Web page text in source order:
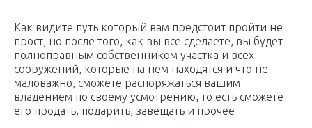
Как видите путь который вам предстоит пройти не
прост, но после того, как вы все сделаете, вы будет
полноправным собственником участка и всех
сооружений, которые на нем находятся и что не
маловажно, сможете распоряжаться вашим
владением по своему усмотрению, то есть сможете
его продать, подарить, завещать и прочее